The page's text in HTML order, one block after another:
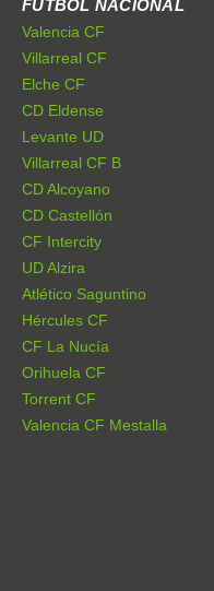
FÚTBOL NACIONAL
Valencia CF
Villarreal CF
Elche CF
CD Eldense
Levante UD
Villarreal CF B
CD Alcoyano
CD Castellón
CF Intercity
UD Alzira
Atlético Saguntino
Hércules CF
CF La Nucía
Orihuela CF
Torrent CF
Valencia CF Mestalla